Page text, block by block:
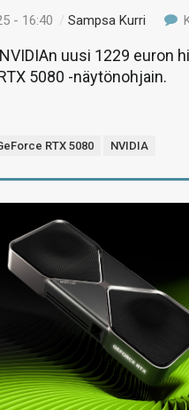
- 16:40 /Sampsa Kurri
uusi 1229 euron
5080 -näytönohjain.
RTX 5080 NVIDIA